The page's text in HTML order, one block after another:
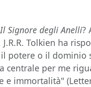
Il Signore degli Anelli?
Tolkien ha
potere o il dominio
centrale per me
immortalità"